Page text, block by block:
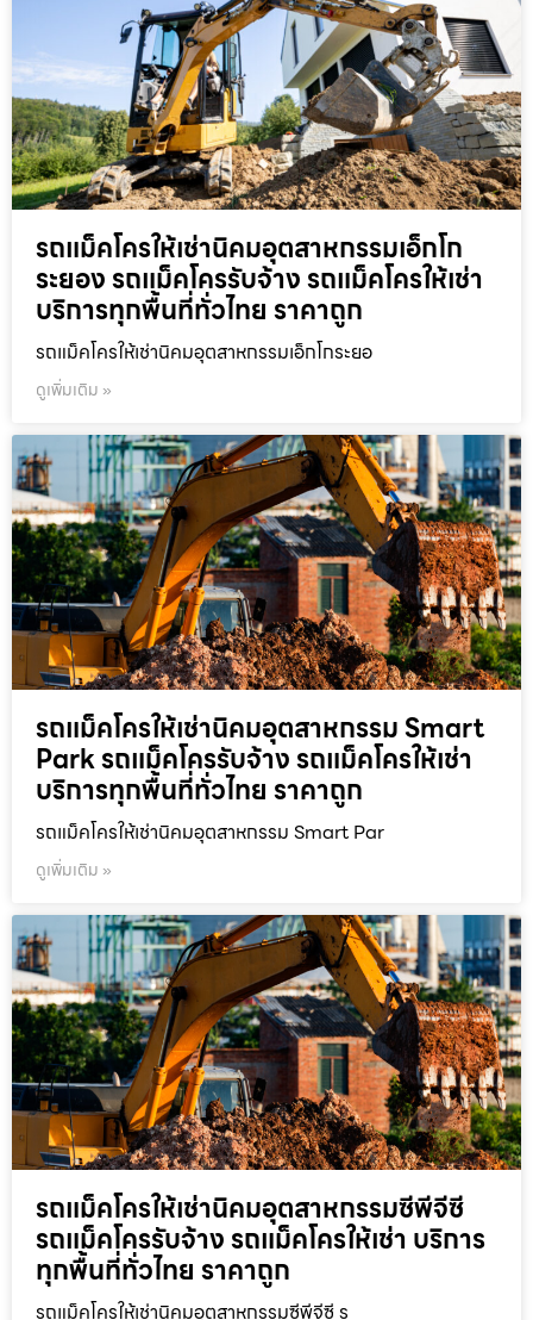
รถแม็คโครให้เช่านิคมอุตสาหกรรมเอ็กโก
ระยอง รถแม็คโครรับจ้าง รถแม็คโครให้เช่า
บริการทุกพื้นที่ทั่วไทย ราคาถูก
รถแม็คโครให้เช่านิคมอุตสาหกรรมเอ็กโกระยอ
ดูเพิ่มเติม »
รถแม็คโครให้เช่านิคมอุตสาหกรรม Smart
Park รถแม็คโครรับจ้าง รถแม็คโครให้เช่า
บริการทุกพื้นที่ทั่วไทย ราคาถูก
รถแม็คโครให้เช่านิคมอุตสาหกรรม Smart Par
ดูเพิ่มเติม »
รถแม็คโครให้เช่านิคมอุตสาหกรรมซีพีจีซี
รถแม็คโครรับจ้าง รถแม็คโครให้เช่า บริการ
ทุกพื้นที่ทั่วไทย ราคาถูก
รถแม็คโครให้เช่านิคมอุตสาหกรรมซีพีจีซี ร